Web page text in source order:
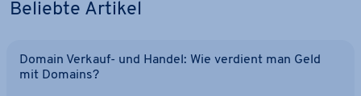
Beliebte Artikel
Domain Verkauf- und Handel: Wie verdient man Geld
mit Domains?